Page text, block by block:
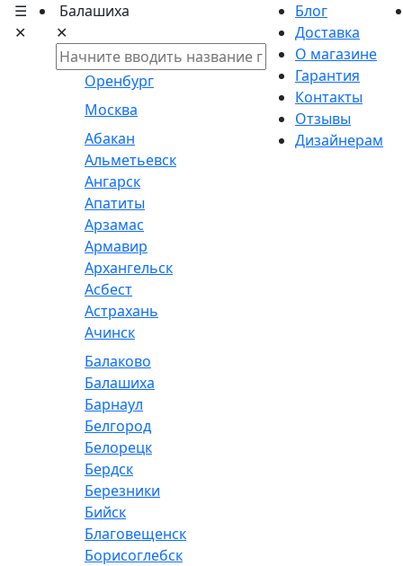
☰
✕
Балашиха
✕
Оренбург
Москва
Абакан
Альметьевск
Ангарск
Апатиты
Арзамас
Армавир
Архангельск
Асбест
Астрахань
Ачинск
Балаково
Балашиха
Барнаул
Белгород
Белорецк
Бердск
Березники
Бийск
Благовещенск
Борисоглебск
Блог
Доставка
О магазине
Гарантия
Контакты
Отзывы
Дизайнерам